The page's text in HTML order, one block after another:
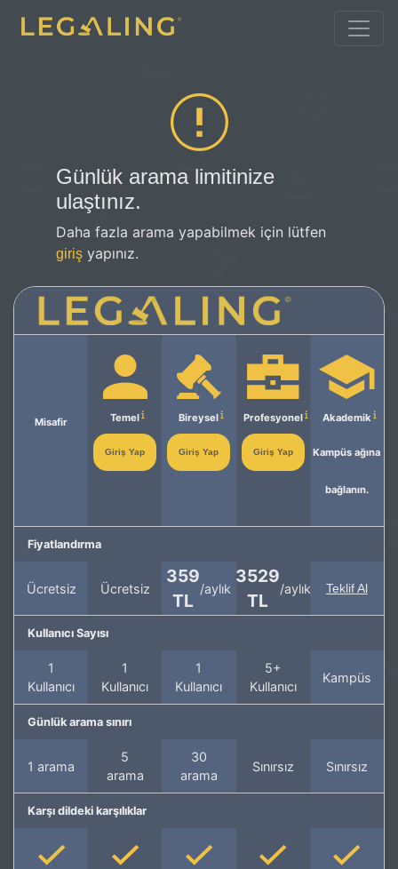
Günlük arama limitinize
ulaştınız.
Daha fazla arama yapabilmek için lütfen
giriş yapınız.
Misafir Temel
Giriş Yap
Bireysel
Giriş Yap
Profesyonel
Giriş Yap
Akademik
Kampüs ağına
bağlanın.
Fiyatlandırma
Ücretsiz Ücretsiz
359
TL
/aylık
3529
TL
/aylık Teklif Al
Kullanıcı Sayısı
1
Kullanıcı
1
Kullanıcı
1
Kullanıcı
5+
Kullanıcı
Kampüs
Günlük arama sınırı
1 arama
5
arama
30
arama
Sınırsız Sınırsız
Karşı dildeki karşılıklar